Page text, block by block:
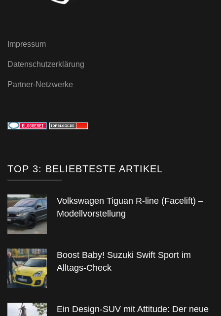
Impressum
Datenschutzerklärung
Partner-Netzwerke
TOP 3: BELIEBTESTE ARTIKEL
Volkswagen Tiguan R-line (Facelift) –
Modellvorstellung
Boost Baby! Suzuki Swift Sport im
Alltags-Check
Ein Design-SUV mit Attitude: Der neue